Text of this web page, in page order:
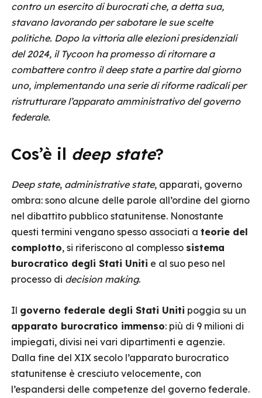
contro un esercito di burocrati che, a detta sua,
stavano lavorando per sabotare le sue scelte
politiche. Dopo la vittoria alle elezioni presidenziali
del 2024, il Tycoon ha promesso di ritornare a
combattere contro il deep state a partire dal giorno
uno, implementando una serie di riforme radicali per
ristrutturare l’apparato amministrativo del governo
federale.
Cos’è il deep state?
Deep state, administrative state, apparati, governo
ombra: sono alcune delle parole all’ordine del giorno
nel dibattito pubblico statunitense. Nonostante
questi termini vengano spesso associati a teorie del
complotto, si riferiscono al complesso sistema
burocratico degli Stati Uniti e al suo peso nel
processo di decision making.
Il governo federale degli Stati Uniti poggia su un
apparato burocratico immenso: più di 9 milioni di
impiegati, divisi nei vari dipartimenti e agenzie.
Dalla fine del XIX secolo l’apparato burocratico
statunitense è cresciuto velocemente, con
l’espandersi delle competenze del governo federale.